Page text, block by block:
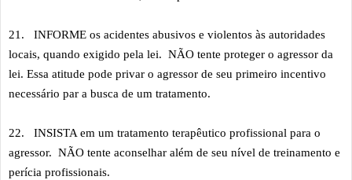
21.
INFORME os acidentes abusivos e violentos às autoridades
locais, quando exigido pela lei. NÃO tente proteger o agressor da
lei. Essa atitude pode privar o agressor de seu primeiro incentivo
necessário par a busca de um tratamento.
22.
INSISTA em um tratamento terapêutico profissional para o
agressor. NÃO tente aconselhar além de seu nível de treinamento e
perícia profissionais.